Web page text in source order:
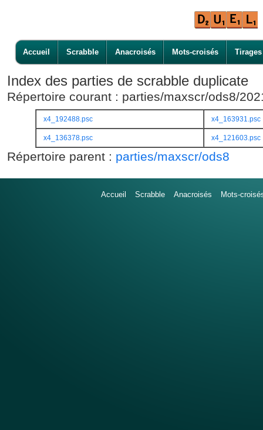
Accueil Scrabble Anacroisés Mots-croisés Tirages
Index des parties de scrabble duplicate
Répertoire courant : parties/maxscr/ods8/
x4_192488.psc x4_163931.psc
x4_136378.psc x4_121603.psc
Répertoire parent : parties/maxscr/ods8
Accueil Scrabble Anacroisés Mots-